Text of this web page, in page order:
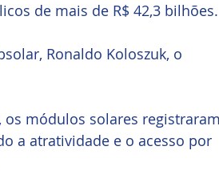
de mais de R$ 42,3 bilhões.
Ronaldo Koloszuk, o
a atratividade e o acesso por